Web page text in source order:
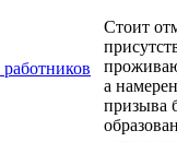
Стоит
а
призыва